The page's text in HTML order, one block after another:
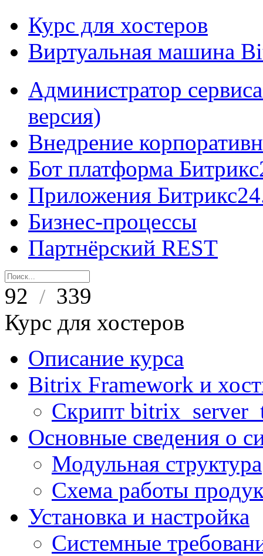
Курс для хостеров
Виртуальная машина
Администратор
версия)
Внедрение
Бот платформа
Приложения
Бизнес-процессы
Партнёрский REST
92 / 339
Курс для хостеров
Описание курса
Bitrix Framework и
Скрипт
Основные сведения о
Модульная структура
Схема работы
Установка и настройка
Системные